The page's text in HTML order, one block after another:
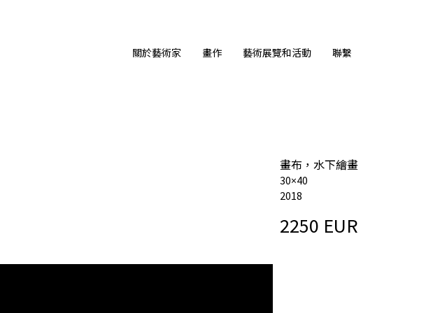
關於藝術家 畫作 藝術展覽和活動 聯繫
畫布，水下繪畫
30×40
2018
2250 EUR